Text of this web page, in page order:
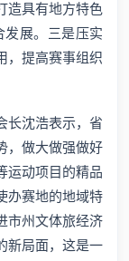
造具有地方特色
发展。三是压实
，提高赛事组织
长沈浩表示，省
，做大做强做好
运动项目的精品
办赛地的地域特
市州文体旅经济
新局面，这是一